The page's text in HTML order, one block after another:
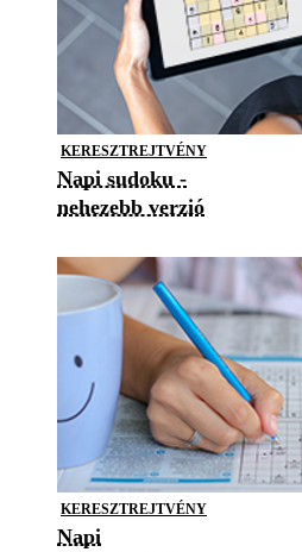
KERESZTREJTVÉNY
Napi sudoku -
nehezebb verzió
KERESZTREJTVÉNY
Napi